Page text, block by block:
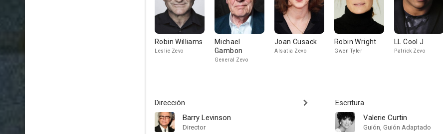
Robin Williams
Leslie Zevo
Michael
Gambon
General Zevo
Joan Cusack
Alsatia Zevo
Robin Wright
Gwen Tyler
LL Cool J
Patrick Zevo
Dirección
Barry Levinson
Director
Escritura
Valerie Curtin
Guión, Guión Adaptado